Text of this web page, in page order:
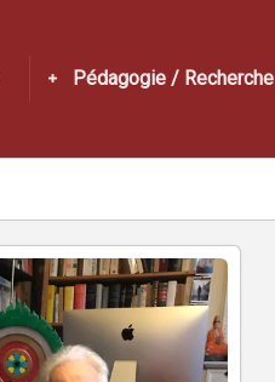
Pédagogie / Recherche